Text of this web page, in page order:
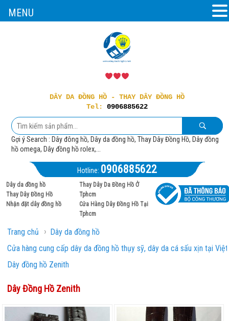
DÂY DA ĐỒNG HỒ - THAY DÂY ĐỒNG HỒ
Tel: 0906885622
Gợi ý Search : Dây đông hồ, Dây da đồng hồ, Thay Dây Đồng Hồ, Dây đồng
hồ omega, Dây đồng hồ rolex,...
Hotline: 0906885622
Dây da đồng hồ
Thay Dây Đồng Hồ
Nhận đặt dây đồng hồ
Thay Dây Da Đồng Hồ Ở
Tphcm
Cửa Hàng Dây Đồng Hồ Tại
Tphcm
Trang chủ › Dây da đồng hồ
Cửa hàng cung cấp dây da đồng hồ thụy sỹ, dây da cá sấu xịn tại
Dây đồng hồ Zenith
Dây Đồng Hồ Zenith
MENU